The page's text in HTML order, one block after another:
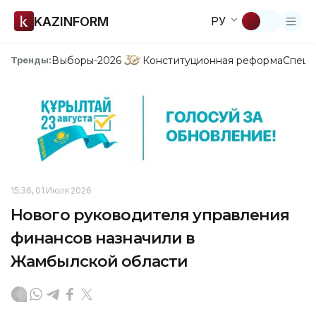
KAZINFORM РУ
Тренды:Выборы-2026 Конституционная реформа
15:36, 01 Июля 2026
Нового руководителя управления
финансов назначили в
Жамбылской области